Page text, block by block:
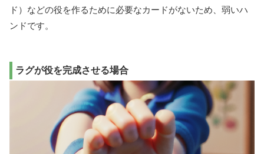
ド）などの役を作るために必要なカードがないため、弱いハ
ンドです。
ラグが役を完成させる場合